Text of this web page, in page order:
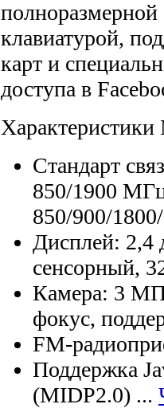
клавиатурой,
карт и
доступа в
Стандарт
850/1900
850/900/
Дисплей: 2,4
сенсорный,
Камера: 3
фокус,
FM-
Поддержка
(MIDP2.0) ...